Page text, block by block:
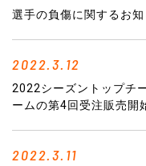
選手の負傷に関するお
2022.3.12
2022シーズントップチ
ームの第4回受注販売開
2022.3.11